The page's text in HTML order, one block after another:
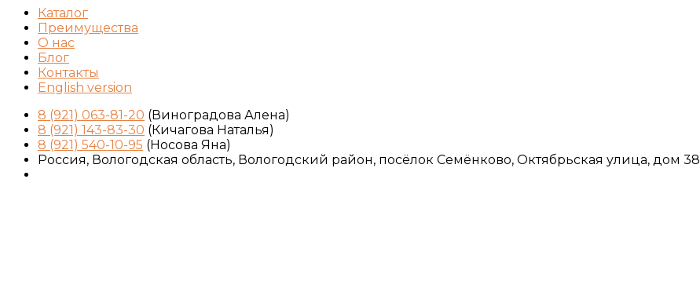
Каталог
Преимущества
О нас
Блог
Контакты
English version
8 (921) 063-81-20 (Виноградова Алена)
8 (921) 143-83-30 (Кичагова Наталья)
8 (921) 540-10-95 (Носова Яна)
Россия, Вологодская область, Вологодский район, посёлок Семёнково, Октябрьская улица, дом 38